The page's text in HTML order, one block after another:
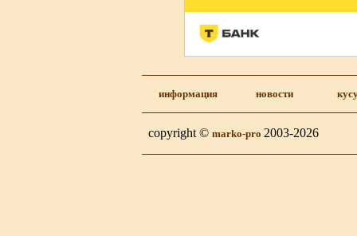
информация новости
copyright © marko-pro 2003-2026